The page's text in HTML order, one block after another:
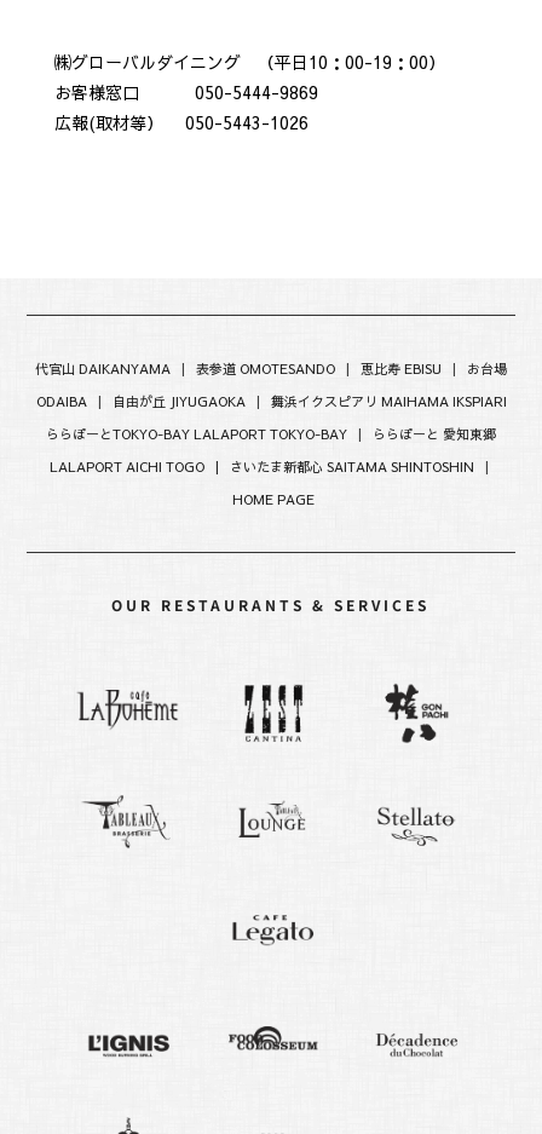
㈱グローバルダイニング （平日10：00-19：00）
お客様窓口 050-5444-9869
広報(取材等） 050-5443-1026
代官山 DAIKANYAMA | 表参道 OMOTESANDO | 恵比寿 EBISU | お台場
ODAIBA | 自由が丘 JIYUGAOKA | 舞浜イクスピアリ MAIHAMA IKSPIARI
ららぽーとTOKYO-BAY LALAPORT TOKYO-BAY |
ららぽーと 愛知東郷
LALAPORT AICHI TOGO |
さいたま新都心 SAITAMA SHINTOSHIN |
HOME PAGE
OUR RESTAURANTS & SERVICES